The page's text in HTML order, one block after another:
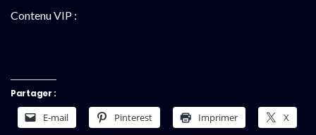
Contenu VIP :
Partager :
E-mail Pinterest Imprimer X